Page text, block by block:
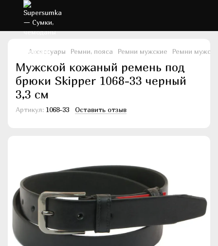
Аксессуары Ремни, пояса Ремни мужские Ремни
Мужской кожаный ремень под
брюки Skipper 1068-33 черный
3,3 см
Артикул: 1068-33 Оставить отзыв